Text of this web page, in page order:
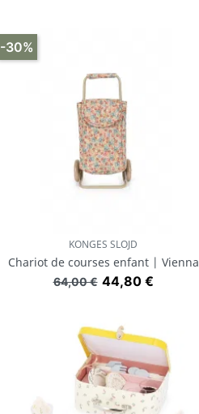
Aperçu rapide
KONGES SLOJD
Chariot de courses enfant | Vienna
Prix de base
64,00 € Prix
44,80 €
-30%